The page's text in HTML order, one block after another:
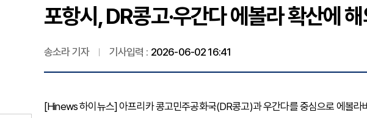
포항시, DR콩고·우간다 에볼라 확산에
송소라 기자 기사입력 : 2026-06-02 16:41
[Hinews 하이뉴스] 아프리카 콩고민주공화국(DR콩고)과 우간다를 중심으로 에볼